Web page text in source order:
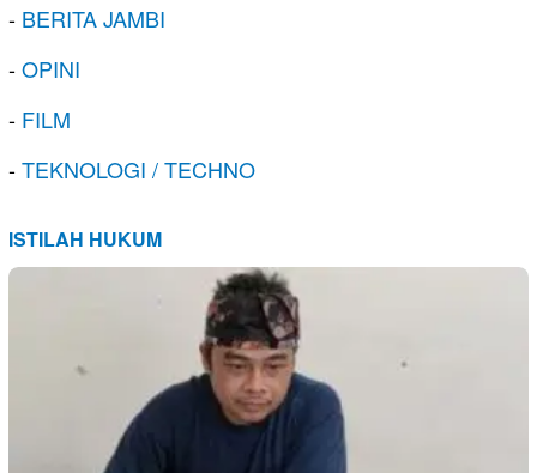
- BERITA JAMBI
-OPINI
- FILM
-TEKNOLOGI / TECHNO
ISTILAH HUKUM